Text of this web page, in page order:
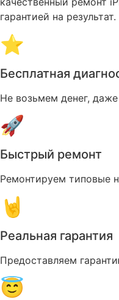
гарантией на результат.
⭐
Бесплатная
Не возьмем денег,
🚀
Быстрый ремонт
Ремонтируем типовые
🤘
Реальная гарантия
Предоставляем
😇